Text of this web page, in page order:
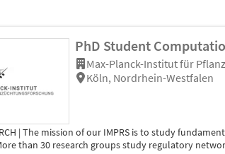
PhD Student
Max-Planck-Institut für
Köln, Nordrhein-Westfalen
| The mission of our IMPRS is to study
than 30 research groups study regulatory